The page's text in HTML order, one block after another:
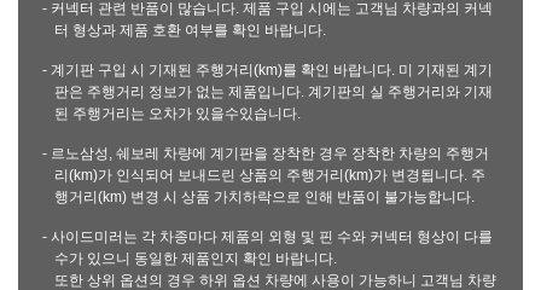
- 커넥터 관련 반품이 많습니다. 제품 구입 시에는 고객님 차량과의 커넥
터 형상과 제품 호환 여부를 확인 바랍니다.
- 계기판 구입 시 기재된 주행거리(km)를 확인 바랍니다. 미 기재된 계기
판은 주행거리 정보가 없는 제품입니다. 계기판의 실 주행거리와 기재
된 주행거리는 오차가 있을수있습니다.
- 르노삼성, 쉐보레 차량에 계기판을 장착한 경우 장착한 차량의 주행거
리(km)가 인식되어 보내드린 상품의 주행거리(km)가 변경됩니다. 주
행거리(km) 변경 시 상품 가치하락으로 인해 반품이 불가능합니다.
- 사이드미러는 각 차종마다 제품의 외형 및 핀 수와 커넥터 형상이 다를
수가 있으니 동일한 제품인지 확인 바랍니다.
또한 상위 옵션의 경우 하위 옵션 차량에 사용이 가능하니 고객님 차량